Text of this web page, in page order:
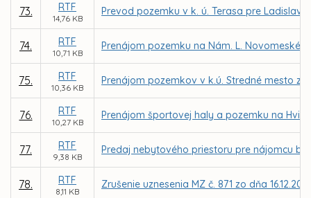
73. RTF
14,76 KB
Prevod pozemku v k. ú. Terasa pre
74. RTF
10,71 KB
Prenájom pozemku na Nám. L.
75. RTF
10,36 KB
Prenájom pozemkov v k.ú. Stredné mesto
76. RTF
10,27 KB
Prenájom športovej haly a pozemku na
77. RTF
9,38 KB
Predaj nebytového priestoru pre nájomcu
78. RTF
8,11 KB
Zrušenie uznesenia MZ č. 871 zo dňa